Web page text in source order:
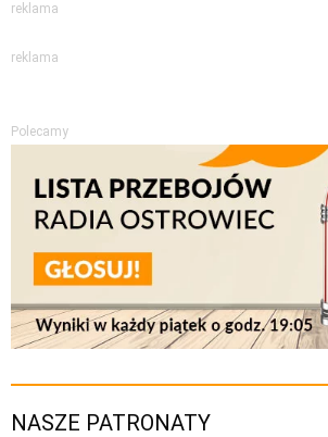
reklama
reklama
Polecamy
NASZE PATRONATY